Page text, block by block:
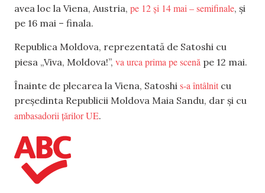
avea loc la Viena, Austria, pe 12 și 14 mai – semifinale, și
pe 16 mai – finala.
Republica Moldova, reprezentată de Satoshi cu
piesa „Viva, Moldova!”, va urca prima pe scenă pe 12 mai.
Înainte de plecarea la Viena, Satoshi s-a întâlnit cu
președinta Republicii Moldova Maia Sandu, dar și cu
ambasadorii țărilor UE.